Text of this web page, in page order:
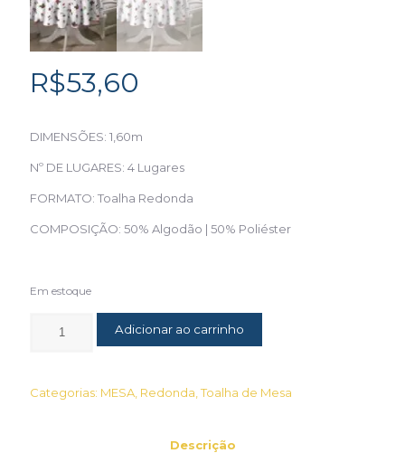
R$53,60
DIMENSÕES: 1,60m
Nº DE LUGARES: 4 Lugares
FORMATO: Toalha Redonda
COMPOSIÇÃO: 50% Algodão | 50% Poliéster
Em estoque
Adicionar ao carrinho
Categorias: MESA Redonda ,Toalha de Mesa
Descrição